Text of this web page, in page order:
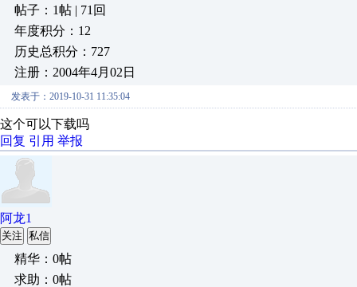
帖子：1帖 | 71回
年度积分：12
历史总积分：727
注册：2004年4月02日
发表于：2019-10-31 11:35:04
这个可以下载吗
回复 引用 举报
阿龙1
关注 私信
精华：0帖
求助：0帖